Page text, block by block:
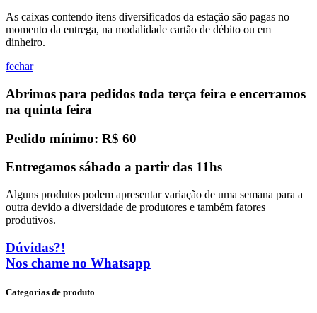
As caixas contendo itens diversificados da estação são pagas no
momento da entrega, na modalidade cartão de débito ou em
dinheiro.
fechar
Abrimos para pedidos toda terça feira e encerramos
na quinta feira
Pedido mínimo: R$ 60
Entregamos sábado a partir das 11hs
Alguns produtos podem apresentar variação de uma semana para a
outra devido a diversidade de produtores e também fatores
produtivos.
Dúvidas?!
Nos chame no Whatsapp
Categorias de produto